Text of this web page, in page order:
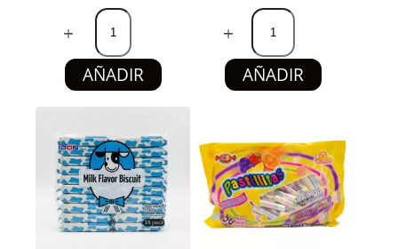
Galletas
sandwish
de
vainilla
con
crema
de
RENATA
(112
g)
cantidad
AÑADIR
Gelatina
sabor
fresa
KENT
(85
g)
AÑADIR